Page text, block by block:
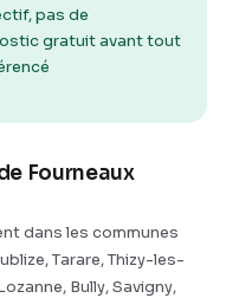
pas de
gratuit avant tout
Fourneaux
dans les communes
Tarare, Thizy-les-
Bully, Savigny,